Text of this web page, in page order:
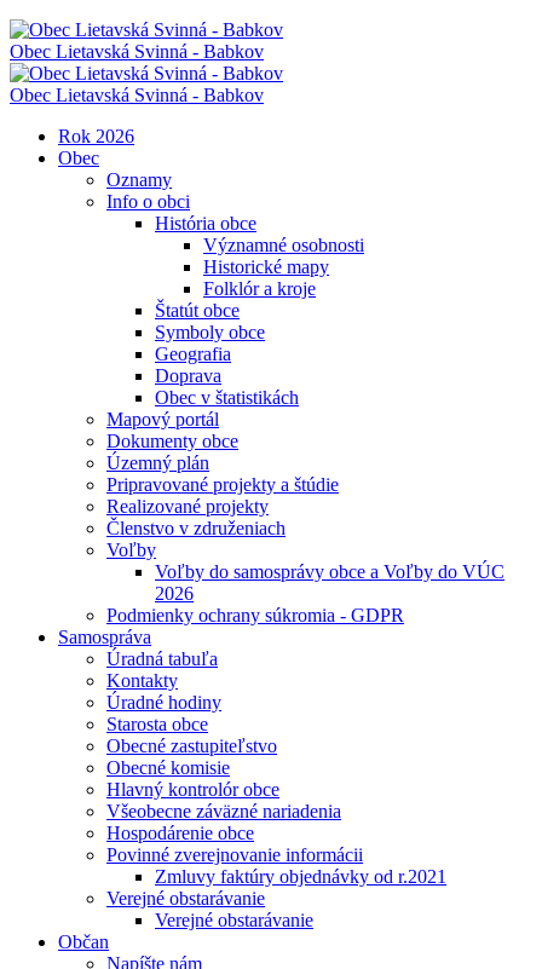
Obec Lietavská Svinná - Babkov
Obec Lietavská Svinná - Babkov
Rok 2026
Obec
Oznamy
Info o obci
História obce
Významné osobnosti
Historické mapy
Folklór a kroje
Štatút obce
Symboly obce
Geografia
Doprava
Obec v štatistikách
Mapový portál
Dokumenty obce
Územný plán
Pripravované projekty a štúdie
Realizované projekty
Členstvo v združeniach
Voľby
Voľby do samosprávy obce a Voľby do VÚC
2026
Podmienky ochrany súkromia - GDPR
Samospráva
Úradná tabuľa
Kontakty
Úradné hodiny
Starosta obce
Obecné zastupiteľstvo
Obecné komisie
Hlavný kontrolór obce
Všeobecne záväzné nariadenia
Hospodárenie obce
Povinné zverejnovanie informácii
Zmluvy faktúry objednávky od r.2021
Verejné obstarávanie
Verejné obstarávanie
Občan
Napíšte nám